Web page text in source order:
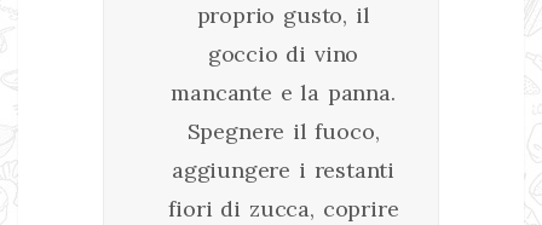
proprio gusto, il
goccio di vino
mancante e la panna.
Spegnere il fuoco,
aggiungere i restanti
fiori di zucca, coprire